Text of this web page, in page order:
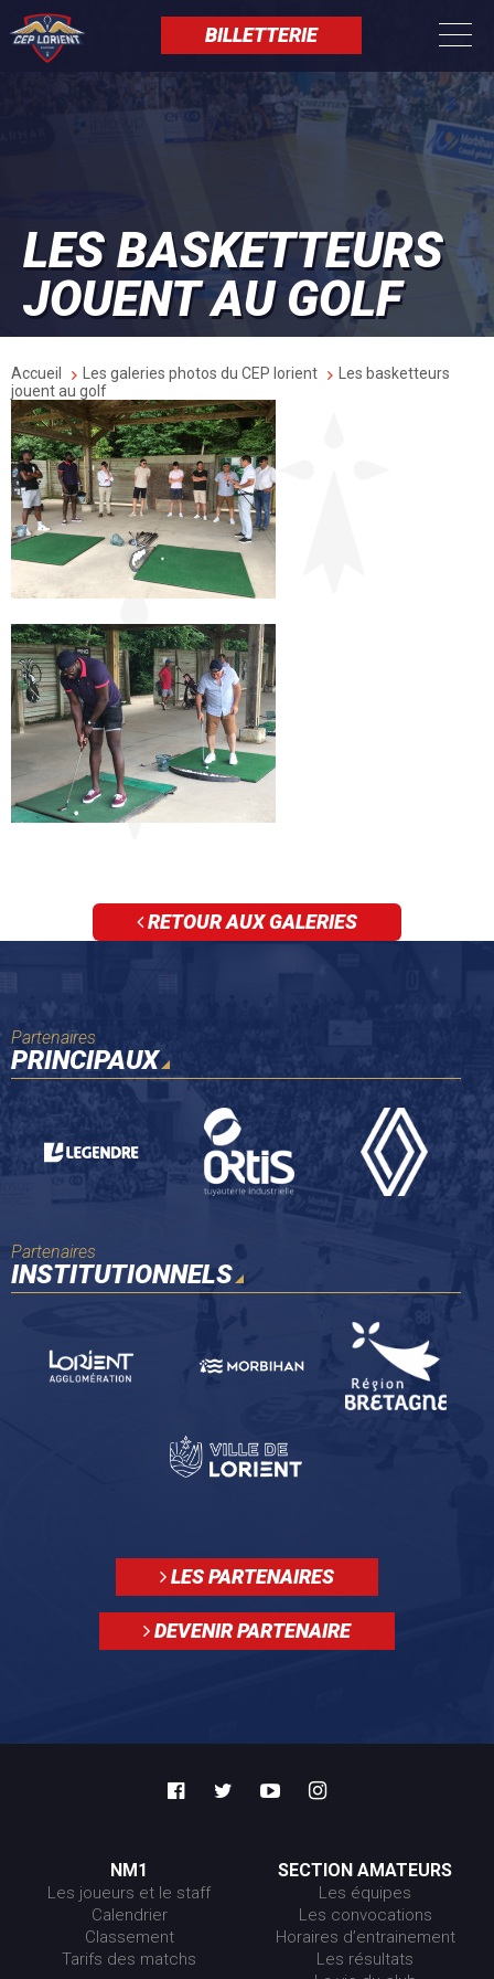
au
contenu
principal
BILLETTERIE
LES BASKETTEURS
JOUENT AU GOLF
Fil
d'Ariane
Accueil Les galeries photos du CEP lorient
Les basketteurs
jouent au golf
RETOUR AUX GALERIES
Partenaires
PRINCIPAUX
Partenaires
INSTITUTIONNELS
LES PARTENAIRES
DEVENIR PARTENAIRE
NM1
Les joueurs et le staff
Calendrier
Classement
Tarifs des matchs
SECTION AMATEURS
Les équipes
Les convocations
Horaires d’entrainement
Les résultats
Panneau de gestion des cookies